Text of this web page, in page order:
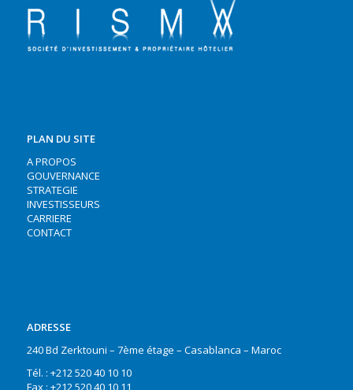
PLAN DU SITE
A PROPOS
GOUVERNANCE
STRATEGIE
INVESTISSEURS
CARRIERE
CONTACT
ADRESSE
240 Bd Zerktouni – 7ème étage – Casablanca – Maroc
Tél. : +212 520 40 10 10
Fax : +212 520 40 10 11